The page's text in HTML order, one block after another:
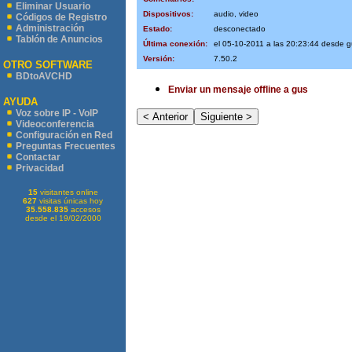
Eliminar Usuario
Códigos de Registro
Administración
Tablón de Anuncios
OTRO SOFTWARE
BDtoAVCHD
AYUDA
Voz sobre IP - VoIP
Videoconferencia
Configuración en Red
Preguntas Frecuentes
Contactar
Privacidad
15visitantes online
627 visitas únicas hoy
35.558.835accesos
desde el 19/02/2000
Dispositivos:
audio, video
Estado:
desconectado
Última conexión:
el 05-10-2011 a las 20:23:44 desde
Versión:
7.50.2
Enviar un mensaje offline a gus